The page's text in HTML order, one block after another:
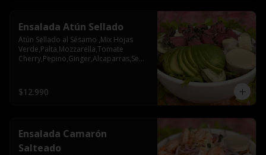
Ensalada Atún Sellado
Atún Sellado al Sésamo ,Mix Hojas
Verde,Palta,Mozzarella,Tomate
Cherry,Pepino,Ginger,Alcaparras,Semil
$12.990
Ensalada Camarón
Salteado